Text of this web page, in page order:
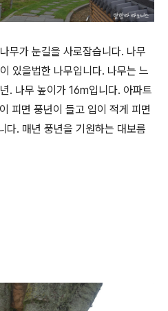
무가 눈길을 사로잡습니다. 나무
있을법한 나무입니다. 나무는 느
. 나무 높이가 16m입니다. 아파트
피면 풍년이 들고 입이 적게 피면
다. 매년 풍년을 기원하는 대보름